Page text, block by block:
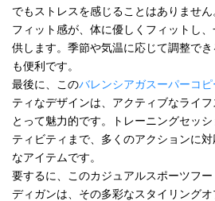
でもストレスを感じることはありませ
フィット感が、体に優しくフィットし
供します。季節や気温に応じて調整で
も便利です。
最後に、このバレンシアガスーパーコピ
ティなデザインは、アクティブなライ
とって魅力的です。トレーニングセッ
ティビティまで、多くのアクションに
なアイテムです。
要するに、このカジュアルスポーツフ
ディガンは、その多彩なスタイリング